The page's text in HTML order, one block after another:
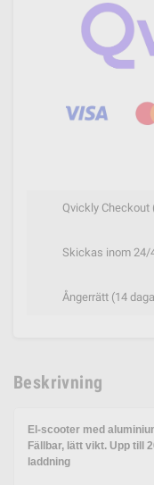
Qvickly
Skickas inom 24/
Ångerrätt (14
Beskrivning
El-scooter med
Fällbar, lätt vikt. Upp till
laddning